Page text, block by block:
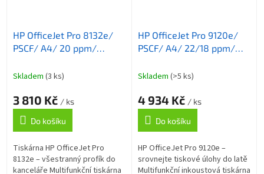
HP OfficeJet Pro 8132e/
PSCF/ A4/ 20 ppm/
LAN/ ADF/ duplex/ HP
HP+
Skladem (3 ks)
3 810 Kč / ks
Do košíku
Tiskárna HP OfficeJet Pro
8132e – všestranný profík do
kanceláře Multifunkční tiskárna
HP OfficeJet Pro 9120e/
PSCF/ A4/ 22/18 ppm/
LAN/ RADF/ duplex/ HP
HP+
Skladem (>5 ks)
4 934 Kč / ks
Do košíku
HP OfficeJet Pro 9120e –
srovnejte tiskové úlohy do latě
Multifunkční inkoustová tiskárna